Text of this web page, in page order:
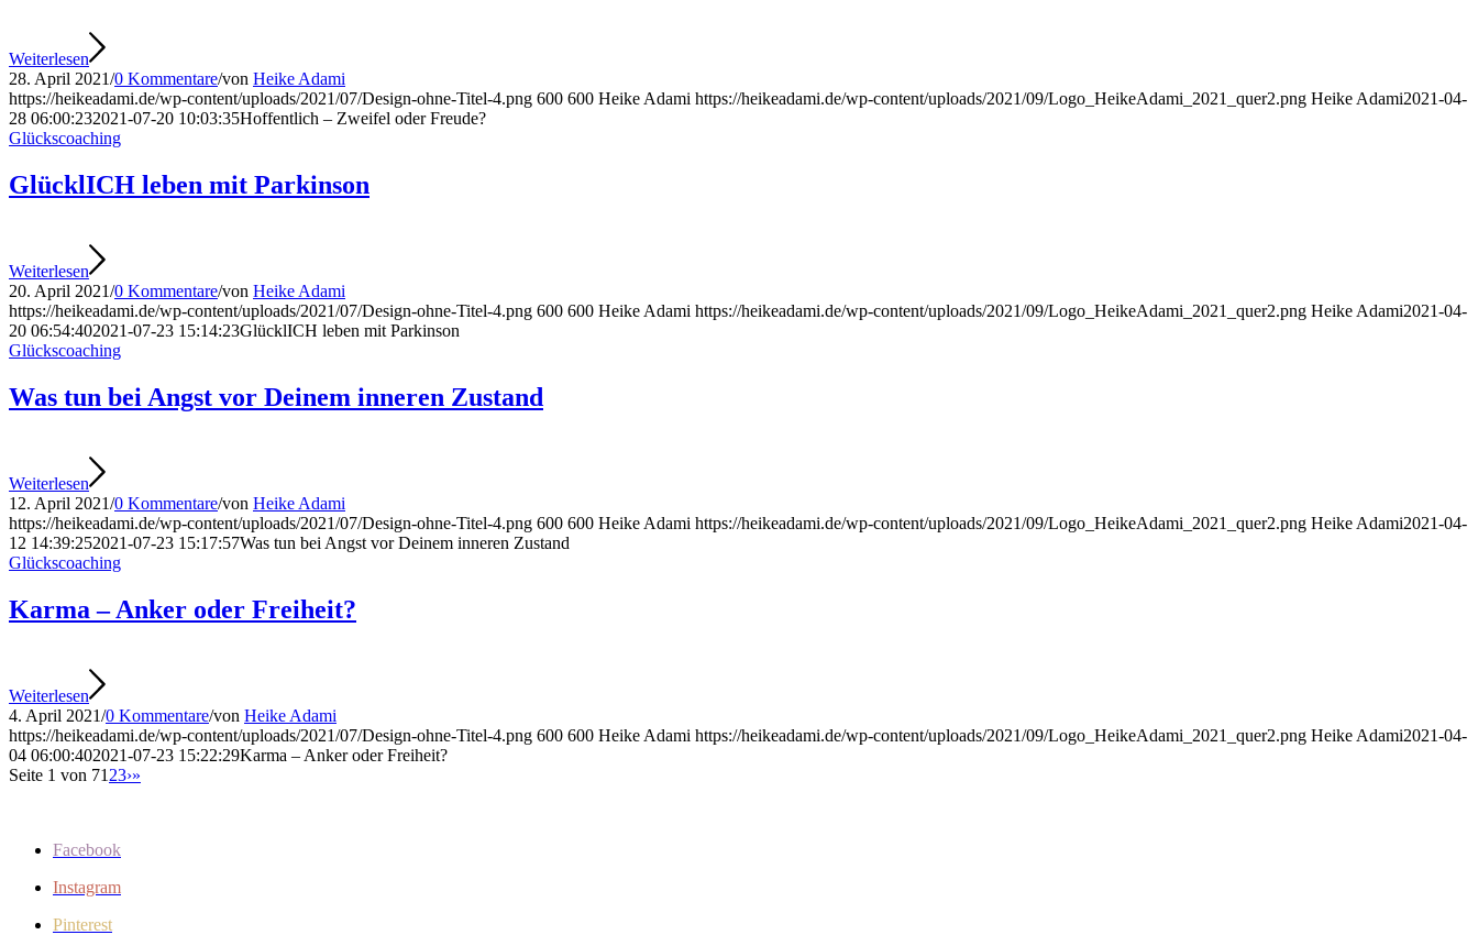
Weiterlesen
28. April 2021/0 Kommentare/von Heike Adami
https://heikeadami.de/wp-content/uploads/2021/07/Design-ohne-Titel-4.png 600 600 Heike Adami https://heikeadami.de/wp-content/uploads/2021/09/Logo_HeikeAdami_2021_quer2.png Heike Adami2021-04-
28 06:00:232021-07-20 10:03:35Hoffentlich – Zweifel oder Freude?
Glückscoaching
GlücklICH leben mit Parkinson
Weiterlesen
20. April 2021/0 Kommentare/von Heike Adami
https://heikeadami.de/wp-content/uploads/2021/07/Design-ohne-Titel-4.png 600 600 Heike Adami https://heikeadami.de/wp-content/uploads/2021/09/Logo_HeikeAdami_2021_quer2.png Heike Adami2021-04-
20 06:54:402021-07-23 15:14:23GlücklICH leben mit Parkinson
Glückscoaching
Was tun bei Angst vor Deinem inneren Zustand
Weiterlesen
12. April 2021/0 Kommentare/von Heike Adami
https://heikeadami.de/wp-content/uploads/2021/07/Design-ohne-Titel-4.png 600 600 Heike Adami https://heikeadami.de/wp-content/uploads/2021/09/Logo_HeikeAdami_2021_quer2.png Heike Adami2021-04-
12 14:39:252021-07-23 15:17:57Was tun bei Angst vor Deinem inneren Zustand
Glückscoaching
Karma – Anker oder Freiheit?
Weiterlesen
4. April 2021/0 Kommentare/von Heike Adami
https://heikeadami.de/wp-content/uploads/2021/07/Design-ohne-Titel-4.png 600 600 Heike Adami https://heikeadami.de/wp-content/uploads/2021/09/Logo_HeikeAdami_2021_quer2.png Heike Adami2021-04-
04 06:00:402021-07-23 15:22:29Karma – Anker oder Freiheit?
Seite 1 von 71 23›»
Facebook
Instagram
Pinterest